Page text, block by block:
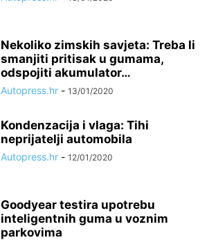
Nekoliko zimskih savjeta: Treba li
smanjiti pritisak u gumama,
odspojiti akumulator…
Autopress.hr - 13/01/2020
Kondenzacija i vlaga: Tihi
neprijatelji automobila
Autopress.hr - 12/01/2020
Goodyear testira upotrebu
inteligentnih guma u voznim
parkovima